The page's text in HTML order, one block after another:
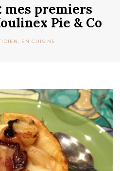
mes premiers
Pie & Co
, EN CUISINE